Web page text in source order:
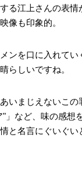
る江上さんの表
像も印象的。
ンを口に入れて
らしいですね。
いまじえないこ
」など、味の感想
と名言にぐいぐ